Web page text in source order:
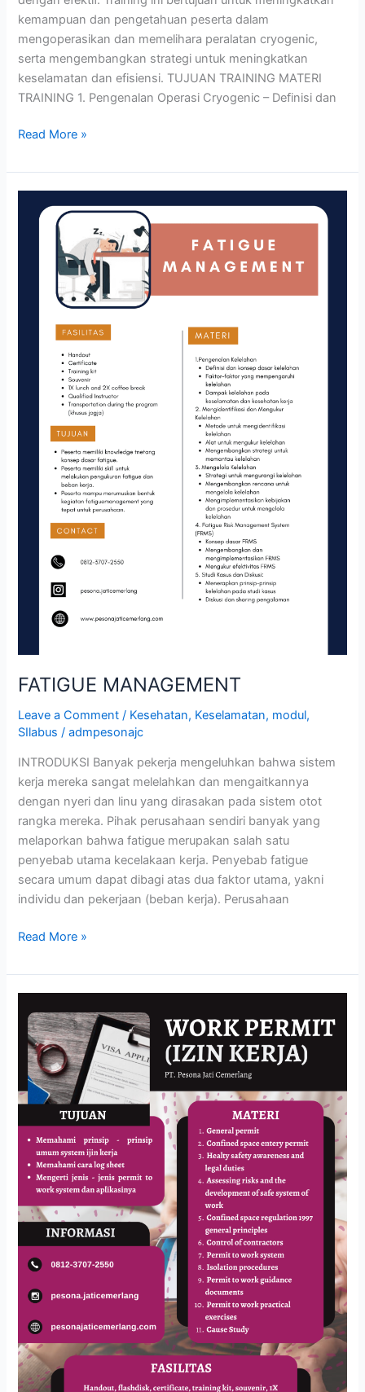
kemampuan dan pengetahuan peserta dalam
mengoperasikan dan memelihara peralatan cryogenic,
serta mengembangkan strategi untuk meningkatkan
keselamatan dan efisiensi. TUJUAN TRAINING MATERI
TRAINING 1. Pengenalan Operasi Cryogenic – Definisi dan
Read More »
FATIGUE MANAGEMENT
Leave a Comment / Kesehatan, Keselamatan, modul,
SIlabus /admpesonajc
INTRODUKSI Banyak pekerja mengeluhkan bahwa sistem
kerja mereka sangat melelahkan dan mengaitkannya
dengan nyeri dan linu yang dirasakan pada sistem otot
rangka mereka. Pihak perusahaan sendiri banyak yang
melaporkan bahwa fatigue merupakan salah satu
penyebab utama kecelakaan kerja. Penyebab fatigue
secara umum dapat dibagi atas dua faktor utama, yakni
individu dan pekerjaan (beban kerja). Perusahaan
MANAGEMENT
Read More »
PERMIT